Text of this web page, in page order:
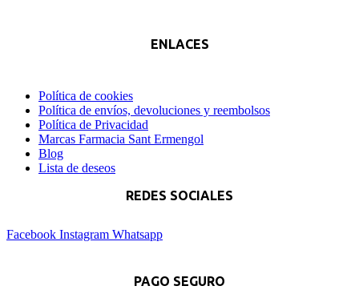
ENLACES
Política de cookies
Política de envíos, devoluciones y reembolsos
Política de Privacidad
Marcas Farmacia Sant Ermengol
Blog
Lista de deseos
REDES SOCIALES
Facebook Instagram Whatsapp
PAGO SEGURO